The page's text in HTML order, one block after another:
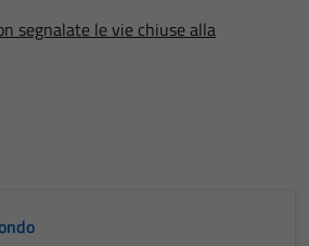
segnalate le vie chiuse alla